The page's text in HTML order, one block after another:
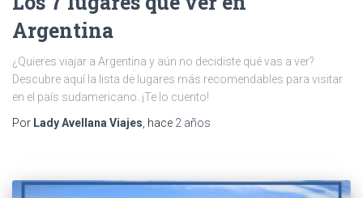
Argentina
¿Quieres viajar a Argentina y aún no decidiste qué vas a ver?
Descubre aquí la lista de lugares más recomendables para visitar
en el país sudamericano. ¡Te lo cuento!
Por Lady Avellana Viajes , hace 2 años